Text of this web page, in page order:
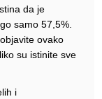
da je
samo 57,5%.
ovako
su istinite sve
i